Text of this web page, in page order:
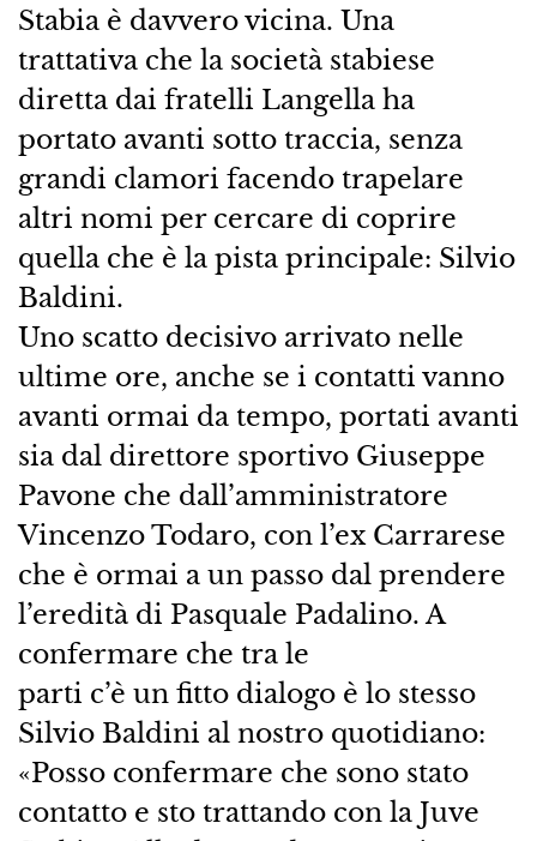
Stabia è davvero vicina. Una
trattativa che la società stabiese
diretta dai fratelli Langella ha
portato avanti sotto traccia, senza
grandi clamori facendo trapelare
altri nomi per cercare di coprire
quella che è la pista principale: Silvio
Baldini.
Uno scatto decisivo arrivato nelle
ultime ore, anche se i contatti vanno
avanti ormai da tempo, portati avanti
sia dal direttore sportivo Giuseppe
Pavone che dall’amministratore
Vincenzo Todaro, con l’ex Carrarese
che è ormai a un passo dal prendere
l’eredità di Pasquale Padalino. A
confermare che tra le
parti c’è un fitto dialogo è lo stesso
Silvio Baldini al nostro quotidiano:
«Posso confermare che sono stato
contatto e sto trattando con la Juve